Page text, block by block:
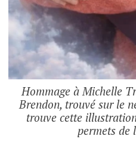
Hommage à Michelle
Brendon, trouvé sur le
trouve cette
permets de